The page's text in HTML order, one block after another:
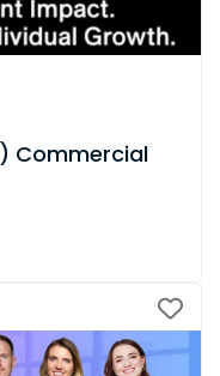
Commercial